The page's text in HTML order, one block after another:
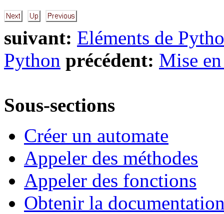
suivant: Eléments de
Python précédent: Mise
Sous-sections
Créer un automate
Appeler des méthodes
Appeler des fonctions
Obtenir la